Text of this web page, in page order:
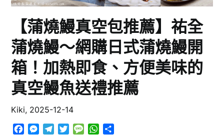
【蒲燒鰻真空包推薦】祐全
蒲燒鰻～網購日式蒲燒鰻開
箱！加熱即食、方便美味的
真空鰻魚送禮推薦
Kiki, 2025-12-14
Facebook
Messenger
TelegramTwitterMessageWhatsApp